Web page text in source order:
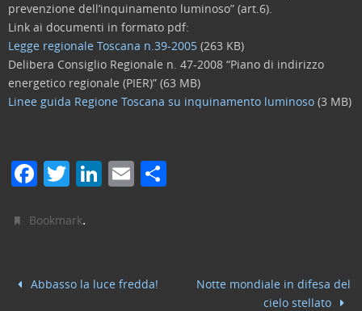
prevenzione dell’inquinamento luminoso” (art.6).
Link ai documenti in formato pdf:
Legge regionale Toscana n.39-2005 (263 KB)
Delibera Consiglio Regionale n. 47-2008 “Piano di indirizzo
energetico regionale (PIER)” (63 MB)
Linee guida Regione Toscana su inquinamento luminoso (3 MB)
F
c
b
T
itt
Li
dI
E
Bookmark.
Abbasso la luce fredda!
Notte mondiale in difesa del
cielo stellato